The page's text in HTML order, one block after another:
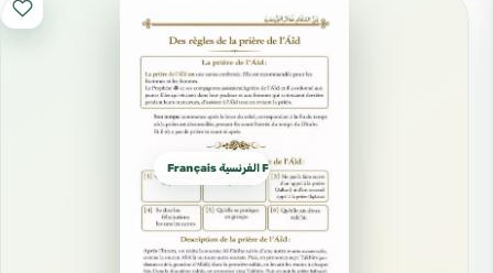
Français الفرنسية French